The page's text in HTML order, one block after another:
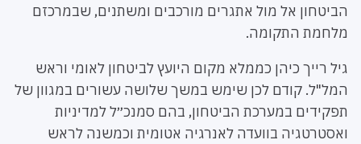
הביטחון אל מול אתגרים מורכבים ומשתנים, שבמרכזם
מלחמת התקומה.
גיל רייך כיהן כממלא מקום היועץ לביטחון לאומי וראש
המל"ל. קודם לכן שימש במשך שלושה עשורים במגוון של
תפקידים במערכת הביטחון, בהם סמנכ״ל למדיניות
ואסטרטגיה בוועדה לאנרגיה אטומית וכמשנה לראש